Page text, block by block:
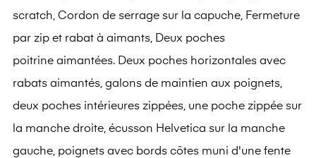
scratch, Cordon de serrage sur la capuche, Fermeture
par zip et rabat à aimants, Deux poches
poitrine aimantées. Deux poches horizontales avec
rabats aimantés, galons de maintien aux poignets,
deux poches intérieures zippées, une poche zippée sur
la manche droite, écusson Helvetica sur la manche
gauche, poignets avec bords côtes muni d'une fente